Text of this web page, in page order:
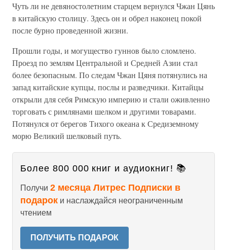
Чуть ли не девяностолетним старцем вернулся Чжан Цянь
в китайскую столицу. Здесь он и обрел наконец покой
после бурно проведенной жизни.
Прошли годы, и могущество гуннов было сломлено.
Проезд по землям Центральной и Средней Азии стал
более безопасным. По следам Чжан Цяня потянулись на
запад китайские купцы, послы и разведчики. Китайцы
открыли для себя Римскую империю и стали оживленно
торговать с римлянами шелком и другими товарами.
Потянулся от берегов Тихого океана к Средиземному
морю Великий шелковый путь.
Более 800 000 книг и аудиокниг! 📚
Получи 2 месяца Литрес Подписки в
подарок и наслаждайся неограниченным
чтением
ПОЛУЧИТЬ ПОДАРОК